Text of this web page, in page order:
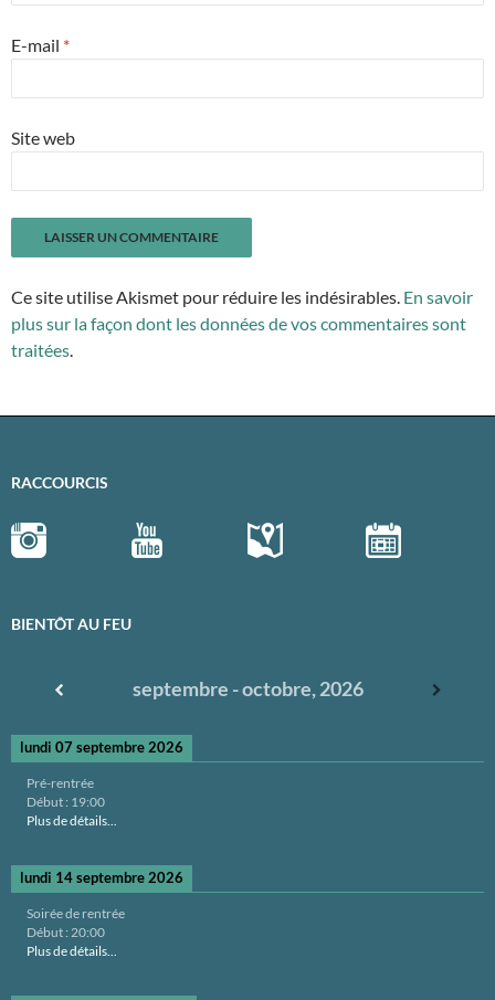
E-mail *
Site web
Ce site utilise Akismet pour réduire les indésirables. En savoir
plus sur la façon dont les données de vos commentaires sont
traitées.
RACCOURCIS
BIENTÔT AU FEU
septembre - octobre, 2026
lundi 07 septembre 2026
Pré-rentrée
Début : 19:00
Plus de détails...
lundi 14 septembre 2026
Soirée de rentrée
Début : 20:00
Plus de détails...